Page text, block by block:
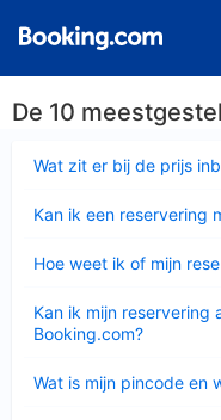
De 10
Wat zit er bij de prijs
Kan ik een reservering
Hoe weet ik of mijn
Kan ik mijn reservering
Booking.com?
Wat is mijn pincode en